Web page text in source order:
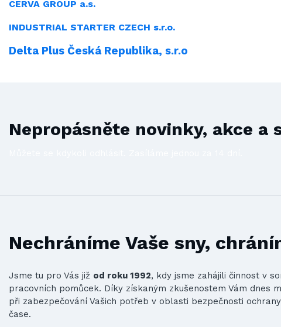
CERVA GROUP a.s.
INDUSTRIAL STARTER CZECH s.r.o.
Delta Plus Česká Republika, s.r.o
Nepropásněte novinky, akce a
Nechráníme Vaše sny,
Jsme tu pro Vás již od roku 1992, kdy jsme zahájili činnost v
pracovních pomůcek. Díky získaným zkušenostem Vám dnes
při zabezpečování Vašich potřeb v oblasti bezpečnosti
čase.